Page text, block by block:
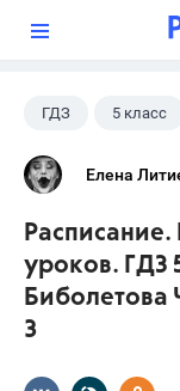
ГДЗ 5 класс
Английский язык
Елена
уроков. ГДЗ
Биболетова
3